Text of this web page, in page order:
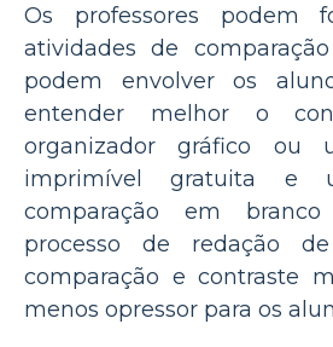
Os professores podem
atividades de
podem envolver os
entender melhor o
organizador gráfico ou
imprimível gratuita e
comparação em
processo de redação
comparação e contraste
menos opressor para os